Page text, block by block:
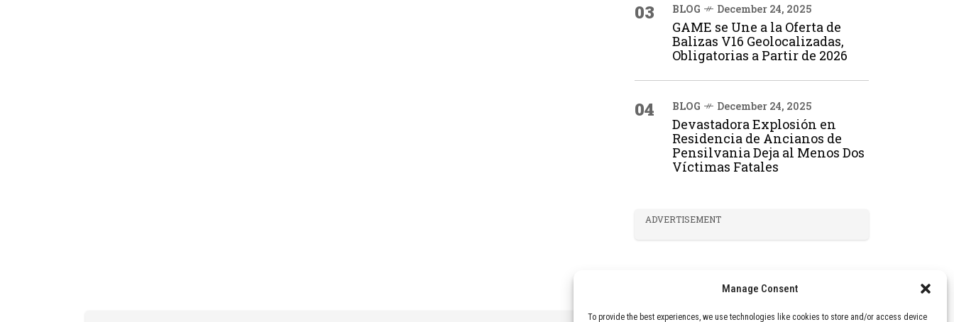
Manage Consent
To provide the best experiences, we use technologies like cookies to store and/or access device
03 BLOG December 24, 2025
GAME se Une a la Oferta de
Balizas V16 Geolocalizadas,
Obligatorias a Partir de 2026
04 BLOG December 24, 2025
Devastadora Explosión en
Residencia de Ancianos de
Pensilvania Deja al Menos Dos
Víctimas Fatales
ADVERTISEMENT